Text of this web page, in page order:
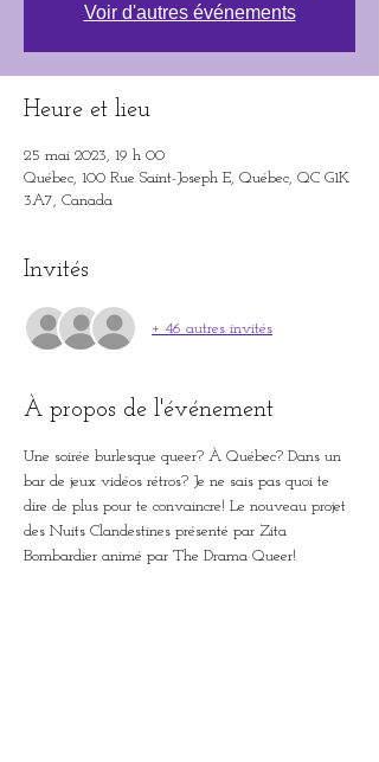
Voir d'autres événements
Heure et lieu
25 mai 2023, 19 h 00
Québec, 100 Rue Saint-Joseph E, Québec, QC G1K
3A7, Canada
Invités
+ 46 autres invités
À propos de l'événement
Une soirée burlesque queer? À Québec? Dans un
bar de jeux vidéos rétros? Je ne sais pas quoi te
dire de plus pour te convaincre! Le nouveau projet
des Nuits Clandestines présenté par Zita
Bombardier animé par The Drama Queer!